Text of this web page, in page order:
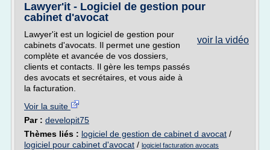
Lawyer'it - Logiciel de gestion pour
cabinet d'avocat
voir la vidéo
Lawyer'it est un logiciel de gestion pour
cabinets d'avocats. Il permet une gestion
complète et avancée de vos dossiers,
clients et contacts. Il gère les temps passés
des avocats et secrétaires, et vous aide à
la facturation.
Voir la suite
Par : developit75
Thèmes liés : logiciel de gestion de cabinet d avocat /
logiciel pour cabinet d'avocat / logiciel facturation avocats